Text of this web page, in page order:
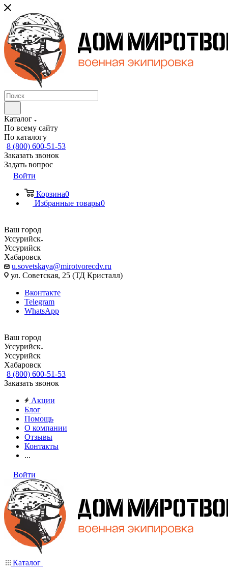
Каталог
По всему сайту
По каталогу
8 (800) 600-51-53
Заказать звонок
Задать вопрос
Войти
Корзина0
Избранные товары0
Ваш город
Уссурийск
Уссурийск
Хабаровск
u.sovetskaya@mirotvorecdv.ru
ул. Советская, 25 (ТД Кристалл)
Вконтакте
Telegram
WhatsApp
Ваш город
Уссурийск
Уссурийск
Хабаровск
8 (800) 600-51-53
Заказать звонок
Акции
Блог
Помощь
О компании
Отзывы
Контакты
...
Войти
Каталог